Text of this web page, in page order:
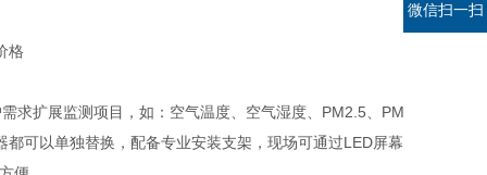
扩展监测项目，如：空气温度、空气湿度、PM2.5、PM
可以单独替换，配备专业安装支架，现场可通过LED屏幕
微信扫一扫